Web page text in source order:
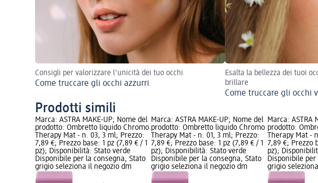
Consigli per valorizzare l'unicità dei tuo occhi
Come truccare gli occhi azzurri
Esalta la bellezza dei tuoi
brillare
Come truccare gli occhi
Prodotti simili
Marca: ASTRA MAKE-UP; Nome del
prodotto: Ombretto liquido Chromo
Therapy Mat - n. 03, 3 ml; Prezzo:
7,89 €; Prezzo base: 1 pz (7,89 € / 1
pz); Disponibilità: Stato verde
Disponibile per la consegna, Stato
grigio seleziona il negozio dm
Marca: ASTRA MAKE-UP; Nome del
prodotto: Ombretto liquido Chromo
Therapy Mat - n. 01, 3 ml; Prezzo:
7,89 €; Prezzo base: 1 pz (7,89 € / 1
pz); Disponibilità: Stato verde
Disponibile per la consegna, Stato
grigio seleziona il negozio dm
Marca: ASTRA
prodotto:
Therapy Mat -
7,89 €; Prezzo
pz);
Disponibile
grigio